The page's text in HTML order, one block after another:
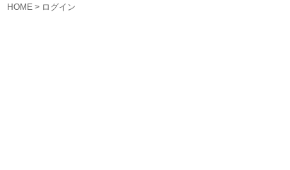
HOME ログイン